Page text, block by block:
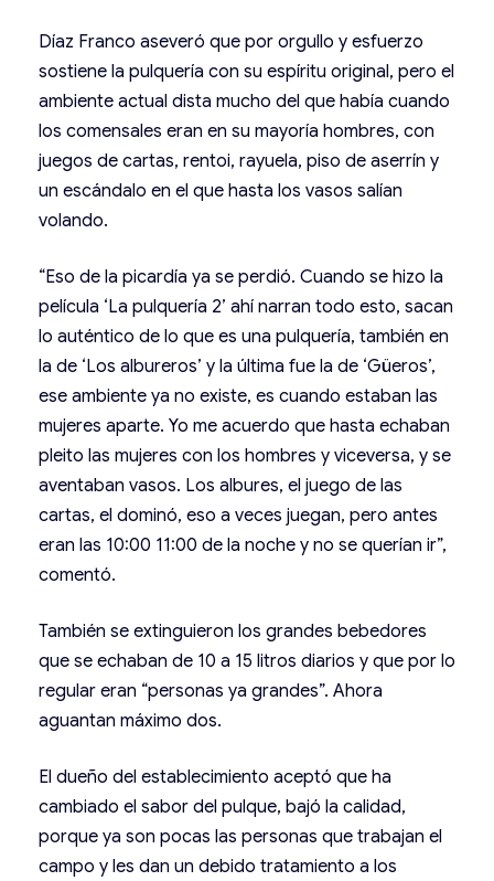
Díaz Franco aseveró que por orgullo y esfuerzo
sostiene la pulquería con su espíritu original, pero el
ambiente actual dista mucho del que había cuando
los comensales eran en su mayoría hombres, con
juegos de cartas, rentoi, rayuela, piso de aserrín y
un escándalo en el que hasta los vasos salían
volando.
“Eso de la picardía ya se perdió. Cuando se hizo la
película ‘La pulquería 2’ ahí narran todo esto, sacan
lo auténtico de lo que es una pulquería, también en
la de ‘Los albureros’ y la última fue la de ‘Güeros’,
ese ambiente ya no existe, es cuando estaban las
mujeres aparte. Yo me acuerdo que hasta echaban
pleito las mujeres con los hombres y viceversa, y se
aventaban vasos. Los albures, el juego de las
cartas, el dominó, eso a veces juegan, pero antes
eran las 10:00 11:00 de la noche y no se querían ir”,
comentó.
También se extinguieron los grandes bebedores
que se echaban de 10 a 15 litros diarios y que por lo
regular eran “personas ya grandes”. Ahora
aguantan máximo dos.
El dueño del establecimiento aceptó que ha
cambiado el sabor del pulque, bajó la calidad,
porque ya son pocas las personas que trabajan el
campo y les dan un debido tratamiento a los